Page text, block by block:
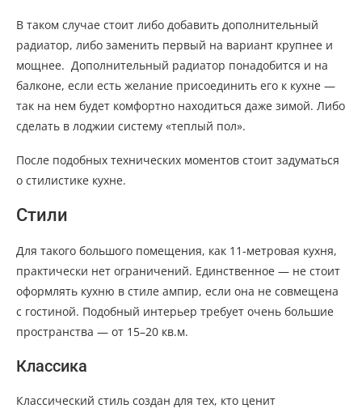
В таком случае стоит либо добавить дополнительный
радиатор, либо заменить первый на вариант крупнее и
мощнее. Дополнительный радиатор понадобится и на
балконе, если есть желание присоединить его к кухне —
так на нем будет комфортно находиться даже зимой. Либо
сделать в лоджии систему «теплый пол».
После подобных технических моментов стоит задуматься
о стилистике кухне.
Стили
Для такого большого помещения, как 11-метровая кухня,
практически нет ограничений. Единственное — не стоит
оформлять кухню в стиле ампир, если она не совмещена
с гостиной. Подобный интерьер требует очень большие
пространства — от 15–20 кв.м.
Классика
Классический стиль создан для тех, кто ценит